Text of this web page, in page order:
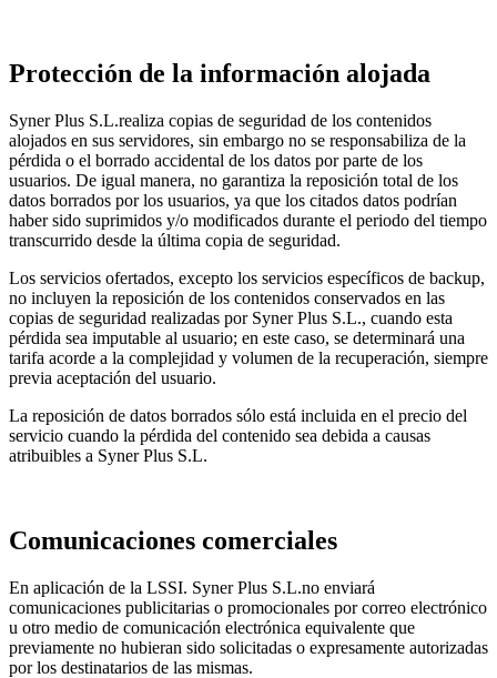
Protección de la información alojada
Syner Plus S.L.realiza copias de seguridad de los contenidos
alojados en sus servidores, sin embargo no se responsabiliza de la
pérdida o el borrado accidental de los datos por parte de los
usuarios. De igual manera, no garantiza la reposición total de los
datos borrados por los usuarios, ya que los citados datos podrían
haber sido suprimidos y/o modificados durante el periodo del tiempo
transcurrido desde la última copia de seguridad.
Los servicios ofertados, excepto los servicios específicos de backup,
no incluyen la reposición de los contenidos conservados en las
copias de seguridad realizadas por Syner Plus S.L., cuando esta
pérdida sea imputable al usuario; en este caso, se determinará una
tarifa acorde a la complejidad y volumen de la recuperación, siempre
previa aceptación del usuario.
La reposición de datos borrados sólo está incluida en el precio del
servicio cuando la pérdida del contenido sea debida a causas
atribuibles a Syner Plus S.L.
Comunicaciones comerciales
En aplicación de la LSSI. Syner Plus S.L.no enviará
comunicaciones publicitarias o promocionales por correo electrónico
u otro medio de comunicación electrónica equivalente que
previamente no hubieran sido solicitadas o expresamente autorizadas
por los destinatarios de las mismas.